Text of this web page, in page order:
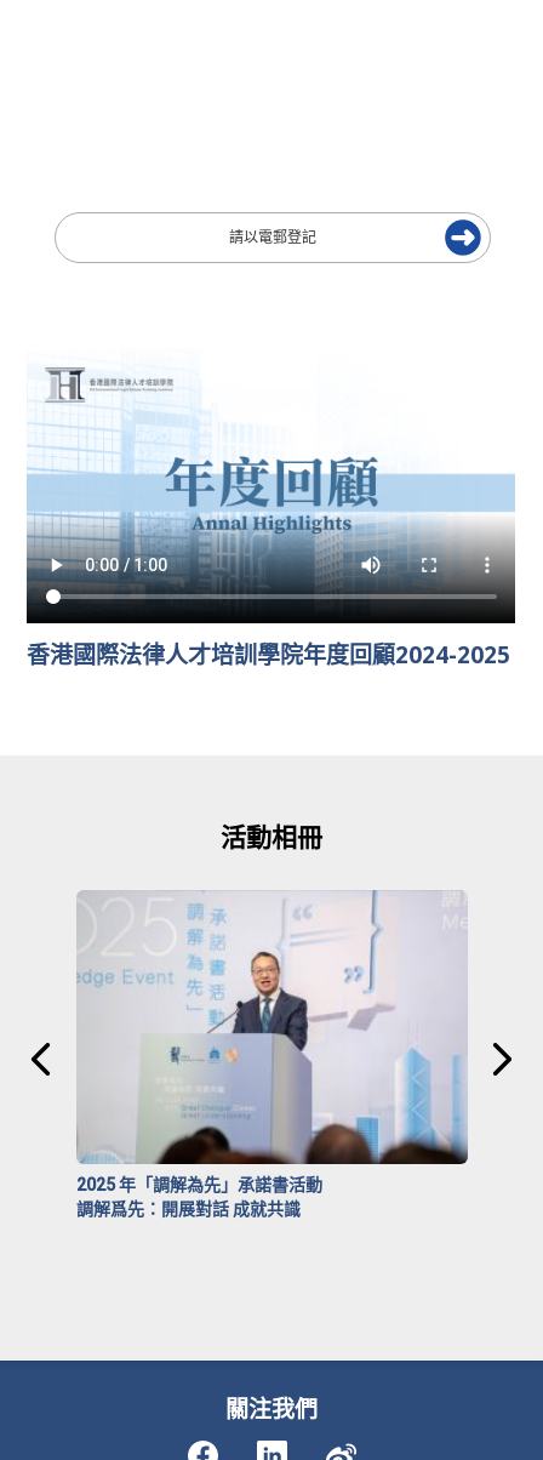
香港國際法律人才培訓學院年度回顧2024-2025
活動相冊
2025 年「調解為先」承諾書活動
調解爲先：開展對話 成就共識
關注我們